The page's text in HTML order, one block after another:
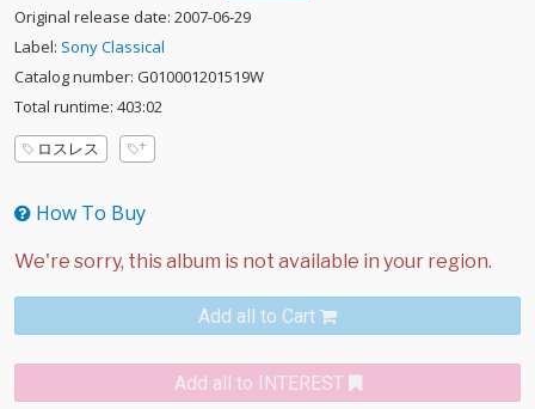
Original release date: 2007-06-29
Label: Sony Classical
Catalog number: G010001201519W
Total runtime: 403:02
ロスレス
How To Buy
Add all to Cart
Add all to INTEREST